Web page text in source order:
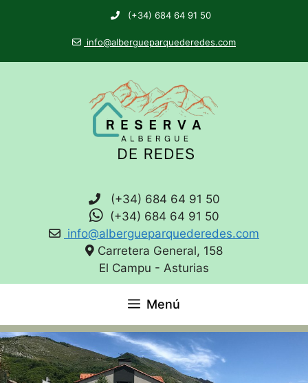
(+34) 684 64 91 50
info@albergueparquederedes.com
(+34) 684 64 91 50
(+34) 684 64 91 50
info@albergueparquederedes.com
Carretera General, 158
El Campu - Asturias
Menú